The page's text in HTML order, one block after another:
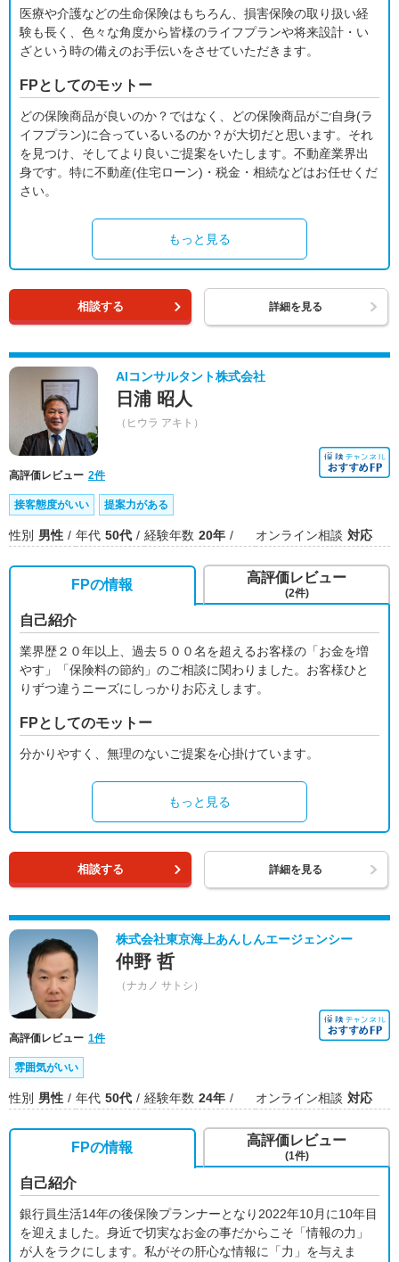
医療や介護などの生命保険はもちろん、損害保険の取り扱い経
験も長く、色々な角度から皆様のライフプランや将来設計・い
ざという時の備えのお手伝いをさせていただきます。
FPとしてのモットー
どの保険商品が良いのか？ではなく、どの保険商品がご自身(ラ
イフプラン)に合っているいるのか？が大切だと思います。それ
を見つけ、そしてより良いご提案をいたします。不動産業界出
身です。特に不動産(住宅ローン)・税金・相続などはお任せくだ
さい。
もっと見る
相談する 詳細を見る
AIコンサルタント株式会社
日浦 昭人
（ヒウラ アキト）
高評価レビュー 2件
接客態度がいい 提案力がある
性別 男性 年代 50代 経験年数 20年 オンライン相談 対応
FPの情報
自己紹介
業界歴２０年以上、過去５００名を超えるお客様の「お金を増
やす」「保険料の節約」のご相談に関わりました。お客様ひと
りずつ違うニーズにしっかりお応えします。
FPとしてのモットー
分かりやすく、無理のないご提案を心掛けています。
もっと見る
高評価レビュー
(2件)
相談する 詳細を見る
株式会社東京海上あんしんエージェンシー
仲野 哲
（ナカノ サトシ）
高評価レビュー 1件
雰囲気がいい
性別 男性 年代 50代 経験年数 24年 オンライン相談 対応
FPの情報
自己紹介
銀行員生活14年の後保険プランナーとなり2022年10月に10年目
を迎えました。身近で切実なお金の事だからこそ「情報の力」
が人をラクにします。私がその肝心な情報に「力」を与えま
高評価レビュー
(1件)